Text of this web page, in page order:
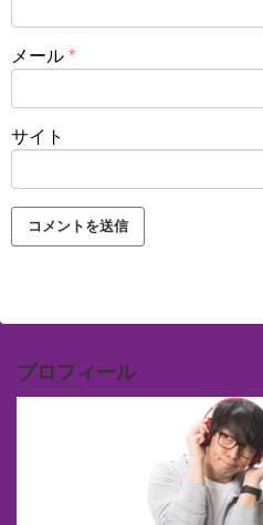
メール *
サイト
プロフィール